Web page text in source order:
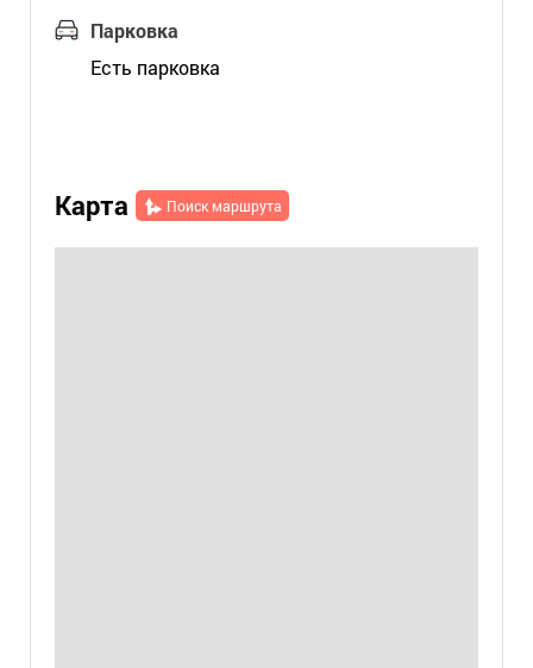
Парковка
Есть парковка
Карта Поиск маршрута